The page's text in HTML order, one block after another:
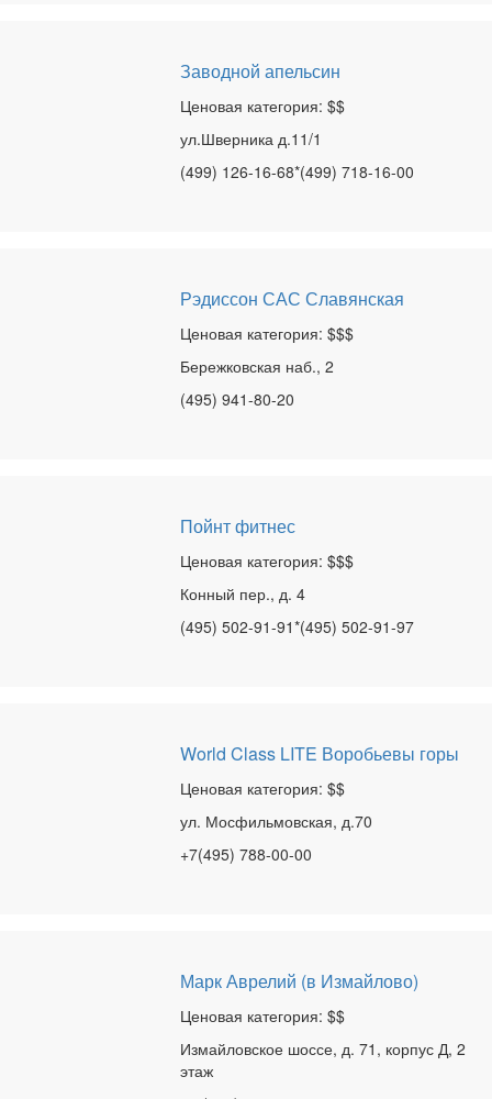
Заводной апельсин
Ценовая категория: $$
ул.Шверника д.11/1
(499) 126-16-68*(499) 718-16-00
Рэдиссон САС Славянская
Ценовая категория: $$$
Бережковская наб., 2
(495) 941-80-20
Пойнт фитнес
Ценовая категория: $$$
Конный пер., д. 4
(495) 502-91-91*(495) 502-91-97
World Class LITE Воробьевы горы
Ценовая категория: $$
ул. Мосфильмовская, д.70
+7(495) 788-00-00
Марк Аврелий (в Измайлово)
Ценовая категория: $$
Измайловское шоссе, д. 71, корпус Д, 2
этаж